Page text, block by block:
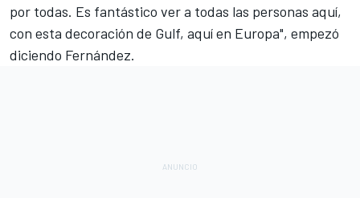
por todas. Es fantástico ver a todas las personas aquí,
con esta decoración de Gulf, aquí en Europa", empezó
diciendo Fernández.